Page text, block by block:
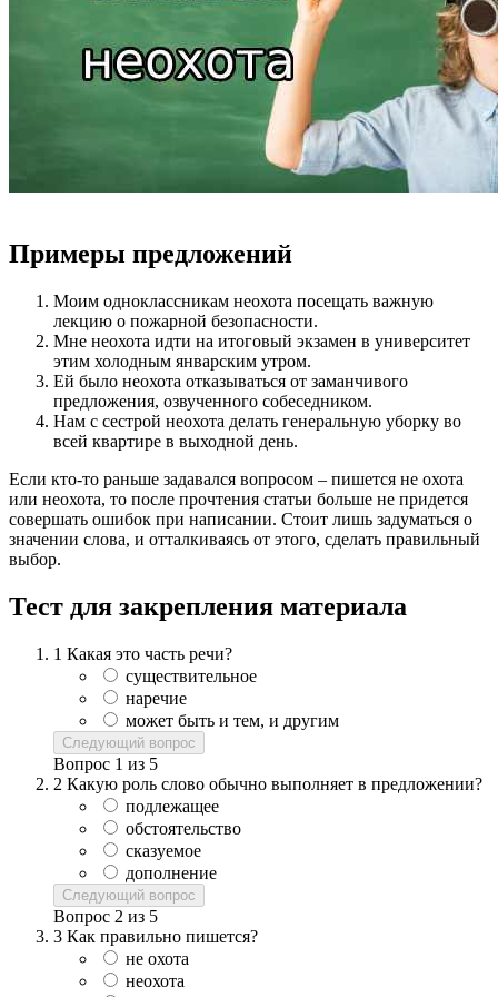
Примеры предложений
Моим одноклассникам неохота посещать важную
лекцию о пожарной безопасности.
Мне неохота идти на итоговый экзамен в университет
этим холодным январским утром.
Ей было неохота отказываться от заманчивого
предложения, озвученного собеседником.
Нам с сестрой неохота делать генеральную уборку во
всей квартире в выходной день.
Если кто-то раньше задавался вопросом – пишется не охота
или неохота, то после прочтения статьи больше не придется
совершать ошибок при написании. Стоит лишь задуматься о
значении слова, и отталкиваясь от этого, сделать правильный
выбор.
Тест для закрепления материала
1 Какая это часть речи?
существительное
наречие
может быть и тем, и другим
Следующий вопрос
Вопрос 1 из 5
2 Какую роль слово обычно выполняет в предложении?
подлежащее
обстоятельство
сказуемое
дополнение
Следующий вопрос
Вопрос 2 из 5
3 Как правильно пишется?
не охота
неохота